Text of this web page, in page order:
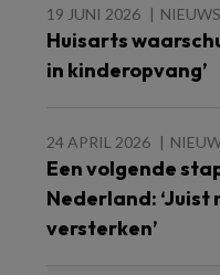
19 JUNI 2026 NIEUWS
Huisarts
in kinderopvang’
24 APRIL 2026
Een volgende
Nederland:
versterken’